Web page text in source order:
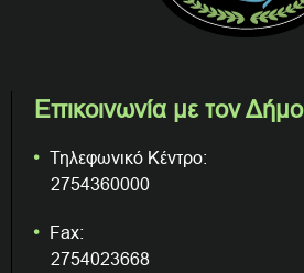
Επικοινωνία με τον Δήμο
Τηλεφωνικό Κέντρο:
2754360000
Fax:
2754023668